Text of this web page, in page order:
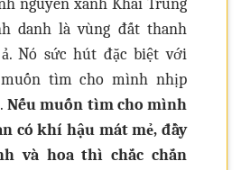
nguyên xanh Khai Trung
danh là vùng đất thanh
Nó sức hút đặc biệt với
tìm cho mình nhịp
Nếu muốn tìm cho mình
có khí hậu mát mẻ, đầy
và hoa thì chắc chắn